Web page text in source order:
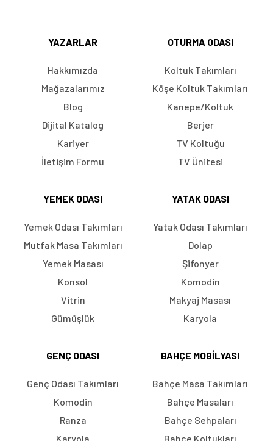
YAZARLAR
Hakkımızda
Mağazalarımız
Blog
Dijital Katalog
Kariyer
İletişim Formu
OTURMA ODASI
Koltuk Takımları
Köşe Koltuk Takımları
Kanepe/Koltuk
Berjer
TV Koltuğu
TV Ünitesi
YEMEK ODASI
Yemek Odası Takımları
Mutfak Masa Takımları
Yemek Masası
Konsol
Vitrin
Gümüşlük
YATAK ODASI
Yatak Odası Takımları
Dolap
Şifonyer
Komodin
Makyaj Masası
Karyola
GENÇ ODASI
Genç Odası Takımları
Komodin
Ranza
Karyola
BAHÇE MOBILYASI
Bahçe Masa Takımları
Bahçe Masaları
Bahçe Sehpaları
Bahçe Koltukları